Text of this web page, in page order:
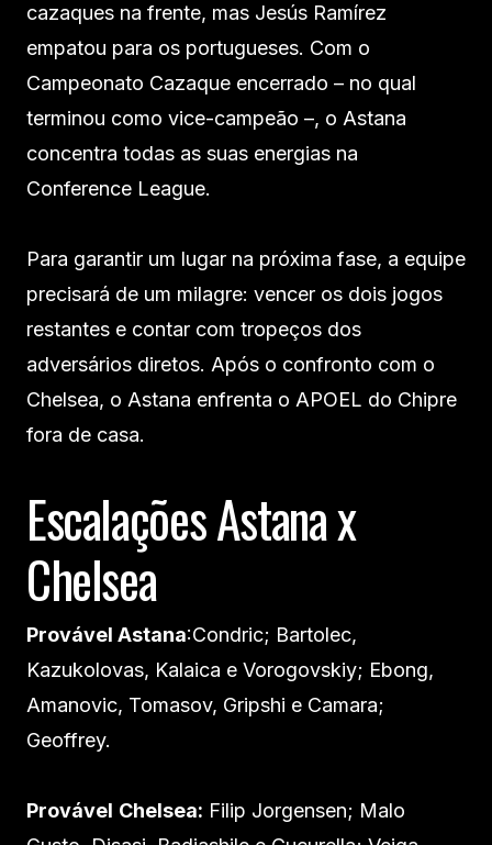
cazaques na frente, mas Jesús Ramírez
empatou para os portugueses. Com o
Campeonato Cazaque encerrado – no qual
terminou como vice-campeão –, o Astana
concentra todas as suas energias na
Conference League.
Para garantir um lugar na próxima fase, a equipe
precisará de um milagre: vencer os dois jogos
restantes e contar com tropeços dos
adversários diretos. Após o confronto com o
Chelsea, o Astana enfrenta o APOEL do Chipre
fora de casa.
Escalações Astana x
Chelsea
Provável Astana:Condric; Bartolec,
Kazukolovas, Kalaica e Vorogovskiy; Ebong,
Amanovic, Tomasov, Gripshi e Camara;
Geoffrey.
Provável Chelsea: Filip Jorgensen; Malo